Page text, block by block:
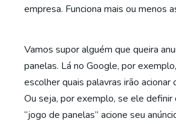
empresa. Funciona mais ou menos
Vamos supor alguém que queira
panelas. Lá no Google, por
escolher quais palavras irão acionar
Ou seja, por exemplo, se ele definir
“jogo de panelas” acione seu